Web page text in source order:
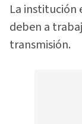
La institución
deben a
transmisión.